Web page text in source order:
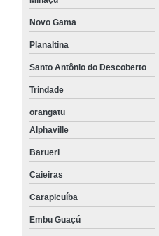
Novo Gama
Planaltina
Santo Antônio do Descoberto
Trindade
orangatu
Alphaville
Barueri
Caieiras
Carapicuíba
Embu Guaçú